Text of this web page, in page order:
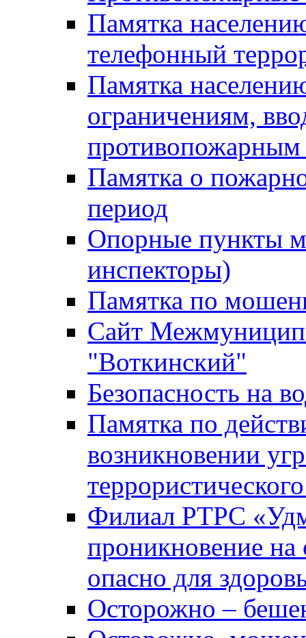
Памятка
телефонный
Памятка
ограничениям,
Памятка о
период
Опорные пункты
инспекторы)
Памятка по
Сайт
"Воткинский"
Безопасность на
Памятка по
возникновении
Филиал РТРС
проникновение на
опасно для
Осторожно –